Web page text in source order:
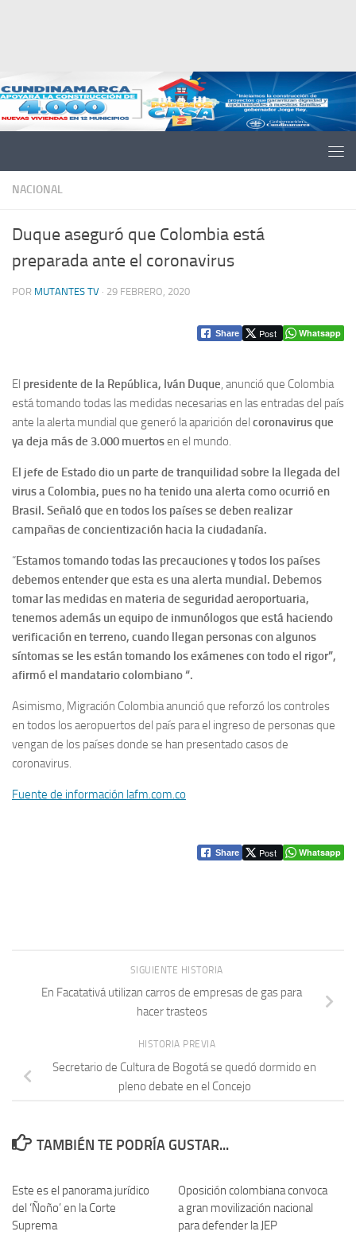
NACIONAL
Duque aseguró que Colombia está
preparada ante el coronavirus
POR MUTANTES TV · 29 FEBRERO, 2020
Share Post Whatsapp
El presidente de la República, Iván Duque, anunció que Colombia
está tomando todas las medidas necesarias en las entradas del país
ante la alerta mundial que generó la aparición del coronavirus que
ya deja más de 3.000 muertosen el mundo.
El jefe de Estado dio un parte de tranquilidad sobre la llegada del
virus a Colombia, pues no ha tenido una alerta como ocurrió en
Brasil. Señaló que en todos los países se deben realizar
campañas de concientización hacia la ciudadanía.
“Estamos tomando todas las precauciones y todos los países
debemos entender que esta es una alerta mundial. Debemos
tomar las medidas en materia de seguridad aeroportuaria,
tenemos además un equipo de inmunólogos que está haciendo
verificación en terreno, cuando llegan personas con algunos
síntomas se les están tomando los exámenes con todo el rigor”,
afirmó el mandatario colombiano “.
Asimismo, Migración Colombia anunció que reforzó los controles
en todos los aeropuertos del país para el ingreso de personas que
vengan de los países donde se han presentado casos de
coronavirus.
Fuente de información lafm.com.co
Share Post Whatsapp
SIGUIENTE HISTORIA
En Facatativá utilizan carros de empresas de gas para
hacer trasteos
HISTORIA PREVIA
Secretario de Cultura de Bogotá se quedó dormido en
pleno debate en el Concejo
TAMBIÉN TE PODRÍA GUSTAR...
Este es el panorama jurídico
del ‘Ñoño’ en la Corte
Suprema
Oposición colombiana convoca
a gran movilización nacional
para defender la JEP